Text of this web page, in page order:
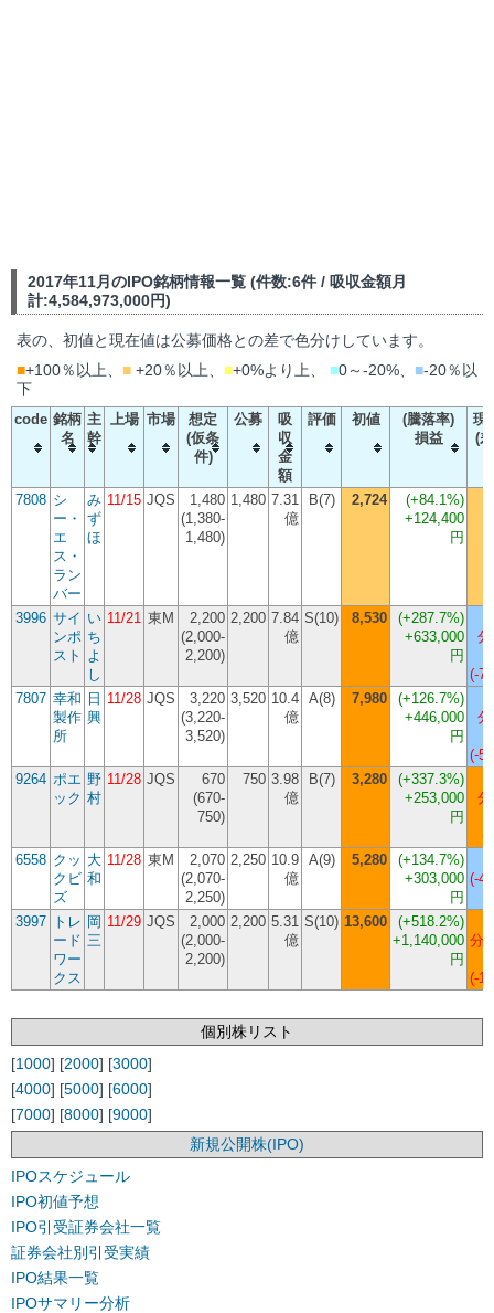
2017年11月のIPO銘柄情報一覧 (件数:6件 / 吸収金額月
計:4,584,973,000円)
表の、初値と現在値は公募価格との差で色分けしています。
■+100％以上、 ■ +20％以上、 ■+0%より上、 ■0～-20%、 ■-20％以
下
code 銘柄
名
主
幹
上場 市場
想定
(仮条
件)
公募
吸
収
金
額
評価 初値
(騰落率)
損益
現
(
7808 シ
ー・
エ
ス・
ラン
バー
み
ず
ほ
11/15 JQS
1,480
(1,380-
1,480)
1,480 7.31
億
B(7) 2,724 (+84.1%)
+124,400
円
3996 サイ
ンポ
スト
い
ち
よ
し
11/21 東M
2,200
(2,000-
2,200)
2,200 7.84
億
S(10) 8,530 (+287.7%)
+633,000
円
(-
7807 幸和
製作
所
日
興
11/28 JQS
3,220
(3,220-
3,520)
3,520 10.4
億
A(8) 7,980 (+126.7%)
+446,000
円
(-
9264 ポエ
ック
野
村
11/28 JQS
670
(670-
750)
750 3.98
億
B(7) 3,280 (+337.3%)
+253,000
円
(-
6558 クッ
クビ
ズ
大
和
11/28 東M
2,070
(2,070-
2,250)
2,250 10.9
億
A(9) 5,280 (+134.7%)
+303,000
円
(-
3997
トレ
ード
ワー
クス
岡
三
11/29 JQS
2,000
(2,000-
2,200)
2,200 5.31
億
S(10) 13,600 (+518.2%)
+1,140,000
円
分
(-
個別株リスト
[1000] [2000] [3000]
[4000] [5000] [6000]
[7000] [8000] [9000]
新規公開株(IPO)
IPOスケジュール
IPO初値予想
IPO引受証券会社一覧
証券会社別引受実績
IPO結果一覧
IPOサマリー分析